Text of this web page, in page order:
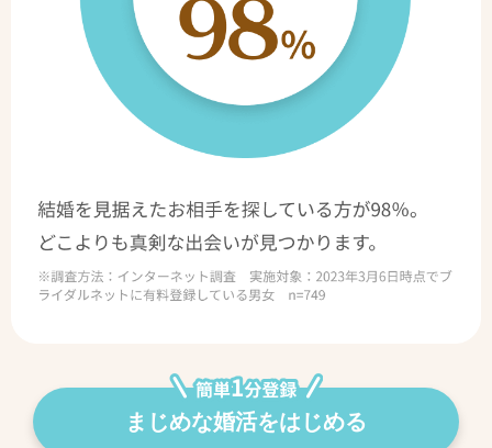
まじめな婚活をはじめる